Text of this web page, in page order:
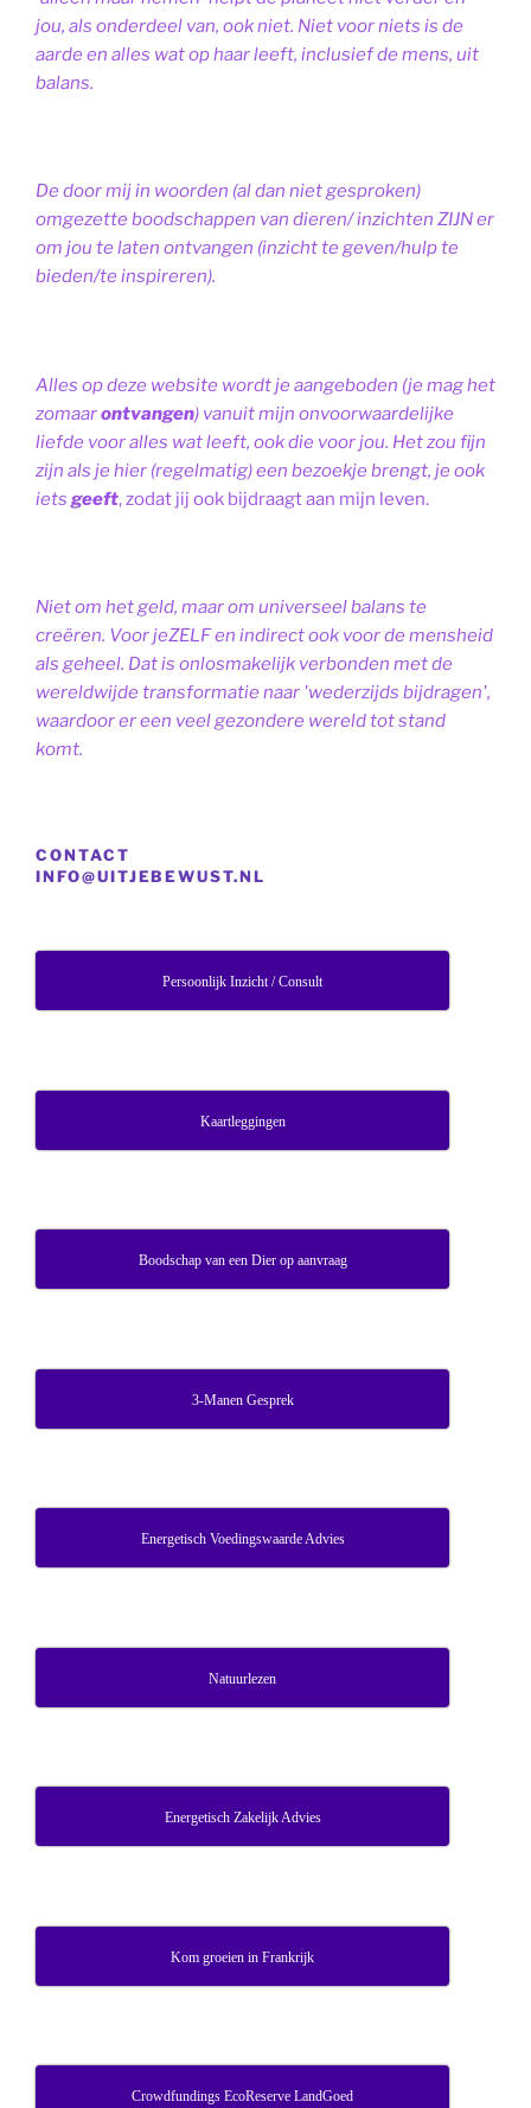
jou, als onderdeel van, ook niet. Niet voor niets is de
aarde en alles wat op haar leeft, inclusief de mens, uit
balans.
De door mij in woorden (al dan niet gesproken)
omgezette boodschappen van dieren/ inzichten ZIJN er
om jou te laten ontvangen (inzicht te geven/hulp te
bieden/te inspireren).
Alles op deze website wordt je aangeboden (je mag het
zomaarontvangen) vanuit mijn onvoorwaardelijke
liefde voor alles wat leeft, ook die voor jou. Het zou fijn
zijn als je hier (regelmatig) een bezoekje brengt, je ook
iets geeft, zodat jij ook bijdraagt aan mijn leven.
Niet om het geld, maar om universeel balans te
creëren. Voor jeZELF en indirect ook voor de mensheid
als geheel. Dat is onlosmakelijk verbonden met de
wereldwijde transformatie naar 'wederzijds bijdragen',
waardoor er een veel gezondere wereld tot stand
komt.
CONTACT
INFO@UITJEBEWUST.NL
Persoonlijk Inzicht / Consult
Kaartleggingen
Boodschap van een Dier op aanvraag
3-Manen Gesprek
Energetisch Voedingswaarde Advies
Natuurlezen
Energetisch Zakelijk Advies
Kom groeien in Frankrijk
Crowdfundings EcoReserve LandGoed